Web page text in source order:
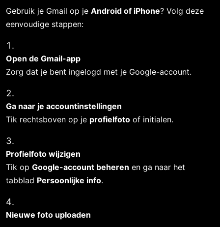
Gebruik je Gmail op je Android of iPhone? Volg deze
eenvoudige stappen:
Open de Gmail-app
Zorg dat je bent ingelogd met je Google-account.
Ga naar je accountinstellingen
Tik rechtsboven op je profielfoto of initialen.
Profielfoto wijzigen
Tik op Google-account beheren en ga naar het
tabblad Persoonlijke info.
Nieuwe foto uploaden